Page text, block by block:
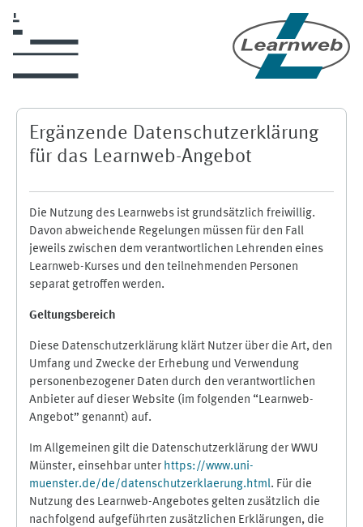
Ergänzende Datenschutzerklärung
für das Learnweb-Angebot
Die Nutzung des Learnwebs ist grundsätzlich freiwillig.
Davon abweichende Regelungen müssen für den Fall
jeweils zwischen dem verantwortlichen Lehrenden eines
Learnweb-Kurses und den teilnehmenden Personen
separat getroffen werden.
Geltungsbereich
Diese Datenschutzerklärung klärt Nutzer über die Art, den
Umfang und Zwecke der Erhebung und Verwendung
personenbezogener Daten durch den verantwortlichen
Anbieter auf dieser Website (im folgenden “Learnweb-
Angebot” genannt) auf.
Im Allgemeinen gilt die Datenschutzerklärung der WWU
Münster, einsehbar unter https://www.uni-
muenster.de/de/datenschutzerklaerung.html. Für die
Nutzung des Learnweb-Angebotes gelten zusätzlich die
nachfolgend aufgeführten zusätzlichen Erklärungen, die